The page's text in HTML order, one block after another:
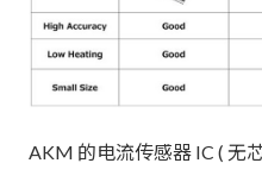
AKM 的电流传感器 IC ( 无